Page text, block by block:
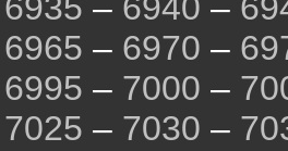
6935 – 6940 –
6965 – 6970 –
6995 – 7000 –
7025 – 7030 –